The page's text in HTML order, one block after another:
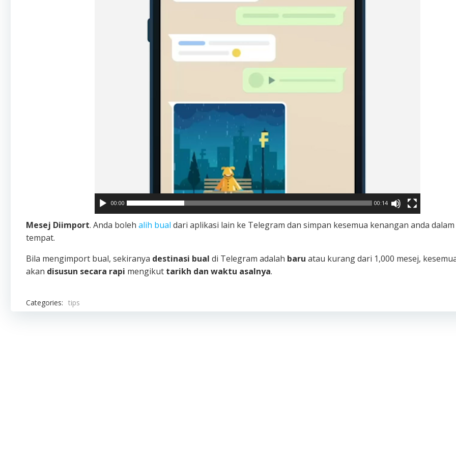
00:00 00:14
Mesej Diimport. Anda boleh alih bual dari aplikasi lain ke Telegram dan simpan kesemua kenangan anda
tempat.
Bila mengimport bual, sekiranya destinasi bual di Telegram adalah baru atau kurang dari 1,000 mesej,
akan disusun secara rapi mengikut tarikh dan waktu asalnya.
Categories: tips